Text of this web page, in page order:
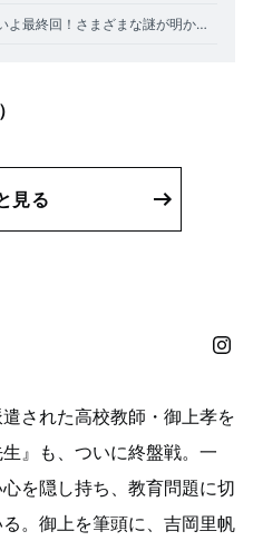
“チーム御上”の秘密【その6】いよいよ最終回！さまざまな謎が明かされる、そのヒントは？
見る
された高校教師・御上孝を
』も、ついに終盤戦。一
を隠し持ち、教育問題に切
。御上を筆頭に、吉岡里帆